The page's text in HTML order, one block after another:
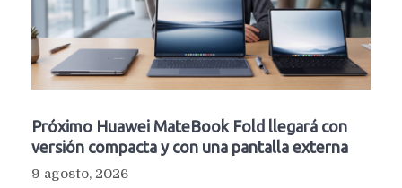
Próximo Huawei MateBook Fold llegará con
versión compacta y con una pantalla externa
9 agosto, 2026